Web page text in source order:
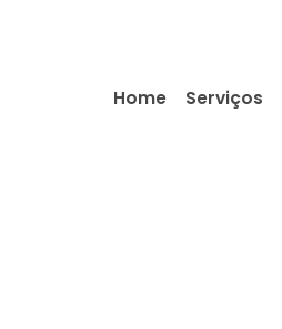
Home
Serviços